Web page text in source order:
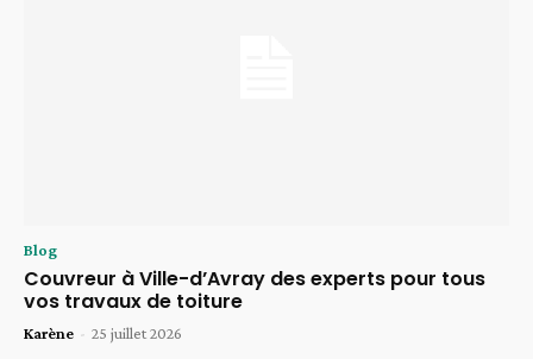
Blog
Couvreur à Ville-d’Avray des experts pour tous
vos travaux de toiture
Karène - 25 juillet 2026